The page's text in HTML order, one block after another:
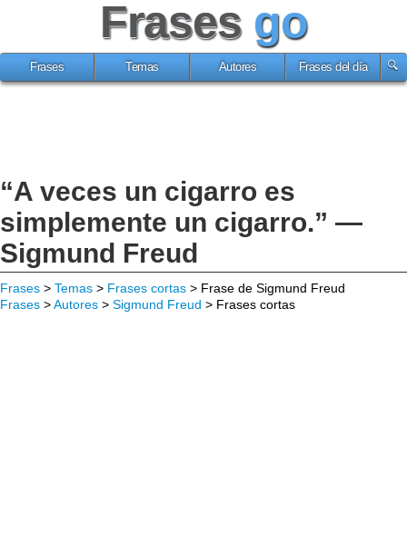
Frases go
Frases Temas Autores Frases del día
“A veces un cigarro es
simplemente un cigarro.” —
Sigmund Freud
Frases > Temas > Frases cortas > Frase de Sigmund Freud
Frases >Autores > Sigmund Freud > Frases cortas